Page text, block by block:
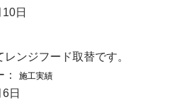
日
レンジフード取替です。
：
施工実績
日